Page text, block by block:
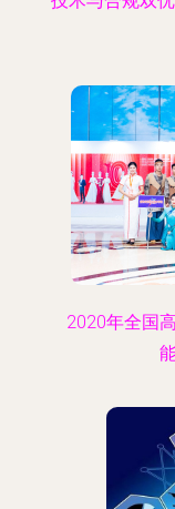
2020年全国